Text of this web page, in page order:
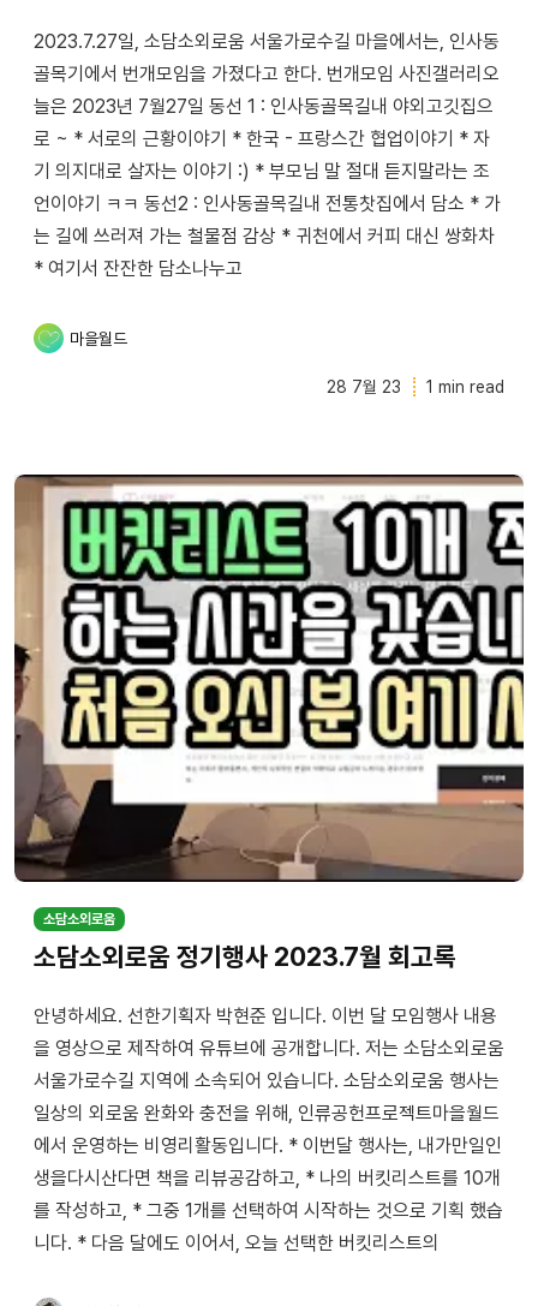
2023.7.27일, 소담소외로움 서울가로수길 마을에서는, 인사동
골목기에서 번개모임을 가졌다고 한다. 번개모임 사진갤러리오
늘은 2023년 7월27일 동선 1 : 인사동골목길내 야외고깃집으
로 ~ * 서로의 근황이야기 * 한국 - 프랑스간 협업이야기 * 자
기 의지대로 살자는 이야기 :) * 부모님 말 절대 듣지말라는 조
언이야기 ㅋㅋ 동선2 : 인사동골목길내 전통찻집에서 담소 * 가
는 길에 쓰러져 가는 철물점 감상 * 귀천에서 커피 대신 쌍화차
* 여기서 잔잔한 담소나누고
마을월드
28 7월 23 1 min read
소담소외로움
소담소외로움 정기행사 2023.7월 회고록
안녕하세요. 선한기획자 박현준 입니다. 이번 달 모임행사 내용
을 영상으로 제작하여 유튜브에 공개합니다. 저는 소담소외로움
서울가로수길 지역에 소속되어 있습니다. 소담소외로움 행사는
일상의 외로움 완화와 충전을 위해, 인류공헌프로젝트마을월드
에서 운영하는 비영리활동입니다. * 이번달 행사는, 내가만일인
생을다시산다면 책을 리뷰공감하고, * 나의 버킷리스트를 10개
를 작성하고, * 그중 1개를 선택하여 시작하는 것으로 기획 했습
니다. * 다음 달에도 이어서, 오늘 선택한 버킷리스트의